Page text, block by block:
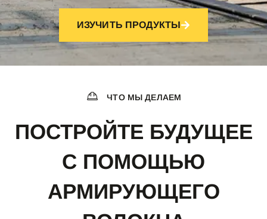
ИЗУЧИТЬ ПРОДУКТЫ
ЧТО МЫ ДЕЛАЕМ
ПОСТРОЙТЕ БУДУЩЕЕ
С ПОМОЩЬЮ
АРМИРУЮЩЕГО